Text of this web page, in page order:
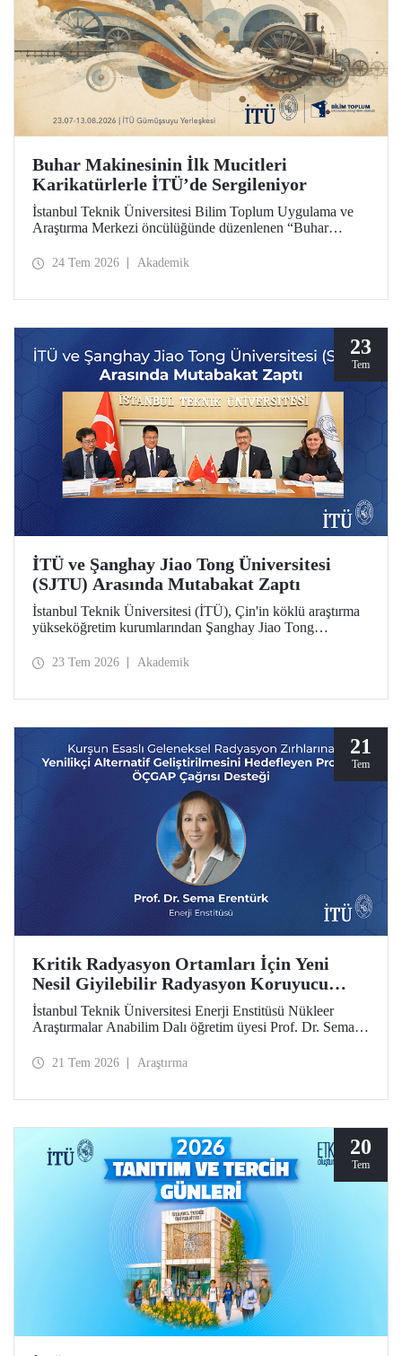
Buhar Makinesinin İlk Mucitleri
Karikatürlerle İTÜ’de Sergileniyor
İstanbul Teknik Üniversitesi Bilim Toplum Uygulama ve
Araştırma Merkezi öncülüğünde düzenlenen “Buhar
Necmettin Erbakan Gümüşsuyu Yerleşkesi’nde
24 Tem 2026 Akademik
23
Tem
İTÜ ve Şanghay Jiao Tong Üniversitesi
(SJTU) Arasında Mutabakat Zaptı
İstanbul Teknik Üniversitesi (İTÜ), Çin'in köklü araştırma
yükseköğretim kurumlarından Şanghay Jiao Tong
geliştirmek için bir mutabakat zaptı (MoU) imzalandı.
23 Tem 2026 Akademik
21
Tem
Kritik Radyasyon Ortamları İçin Yeni
Nesil Giyilebilir Radyasyon Koruyucu
Prototipler Geliştirilecek
İstanbul Teknik Üniversitesi Enerji Enstitüsü Nükleer
Araştırmalar Anabilim Dalı öğretim üyesi Prof. Dr. Sema
için Katmanlı Metal-Polimer Kompozit Esaslı Ateşe
kritik radyasyon ortamlarında kullanılmak üzere hafif,
esnek, ateşe dayanıklı ve yüksek performanslı yeni nesil
giyilebilir radyasyon koruyucu sistemlerin geliştirilmesi
hedefleniyor.
21 Tem 2026 Araştırma
20
Tem